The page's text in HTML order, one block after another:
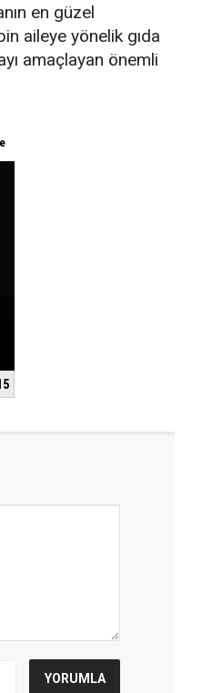
en güzel
aileye yönelik gıda
amaçlayan önemli